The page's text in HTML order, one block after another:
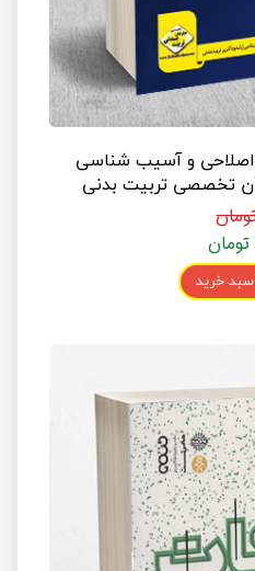
اصلاحی و آسیب شناسی
تخصصی تربیت بدنی
سبد خرید